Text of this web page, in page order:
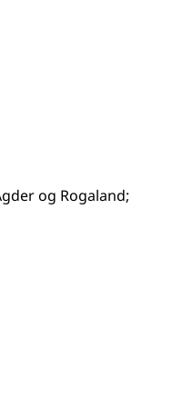
og Rogaland;